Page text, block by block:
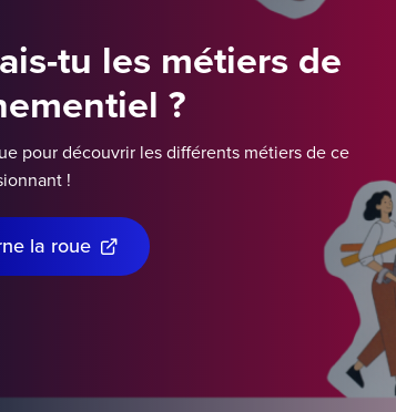
tu les métiers de
?
pour découvrir les différents métiers de ce
!
la roue